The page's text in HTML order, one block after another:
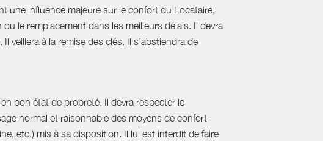
une influence majeure sur le confort du Locataire,
le remplacement dans les meilleurs délais. Il devra
veillera à la remise des clés. Il s'abstiendra de
bon état de propreté. Il devra respecter le
normal et raisonnable des moyens de confort
etc.) mis à sa disposition. Il lui est interdit de faire